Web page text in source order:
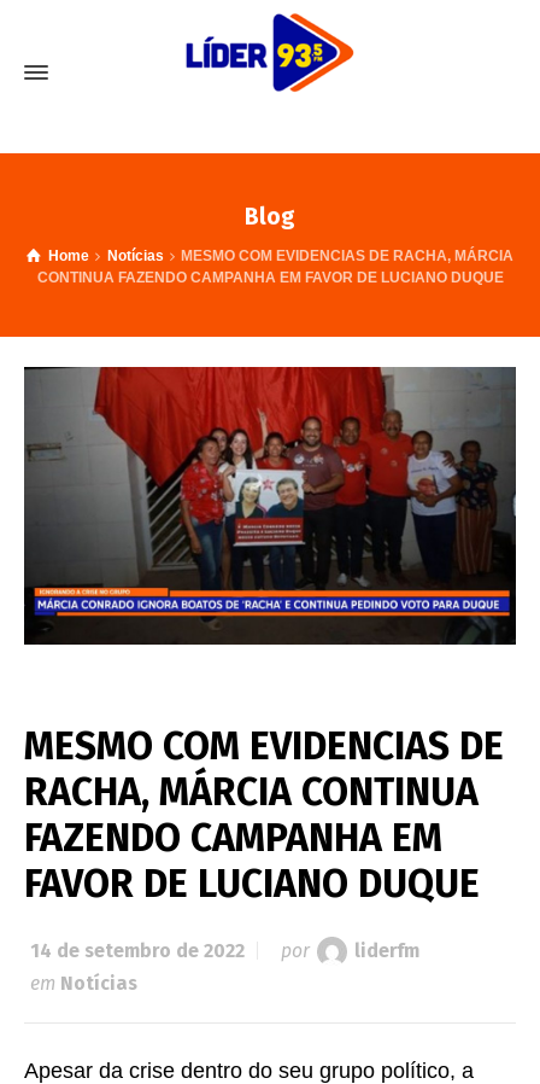
Blog
Home Notícias
MESMO COM EVIDENCIAS DE RACHA, MÁRCIA
CONTINUA FAZENDO CAMPANHA EM FAVOR DE LUCIANO DUQUE
MESMO COM EVIDENCIAS DE
RACHA, MÁRCIA CONTINUA
FAZENDO CAMPANHA EM
FAVOR DE LUCIANO DUQUE
14 de setembro de 2022 por
liderfm
em Notícias
Apesar da crise dentro do seu grupo político, a